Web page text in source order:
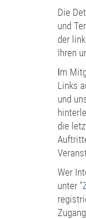
Die
und
der
Ihren
Im
Links
und
die
Wer
unter "